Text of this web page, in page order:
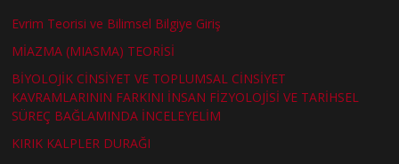
Evrim Teorisi ve Bilimsel Bilgiye Giriş
MİAZMA (MIASMA) TEORİSİ
BİYOLOJİK CİNSİYET VE TOPLUMSAL CİNSİYET
KAVRAMLARININ FARKINI İNSAN FİZYOLOJİSİ VE TARİHSEL
SÜREÇ BAĞLAMINDA İNCELEYELİM
KIRIK KALPLER DURAĞI